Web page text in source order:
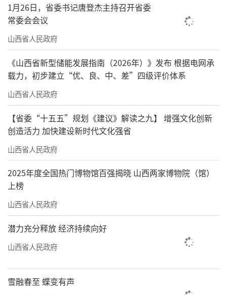
1月26日，省委书记唐登杰主持召开省委
常委会会议
山西省人民政府
《山西省新型储能发展指南（2026年）》发布 根据电网承
载力，初步建立“优、良、中、差”四级评价体系
山西省人民政府
【省委“十五五”规划《建议》解读之九】 增强文化创新
创造活力 加快建设新时代文化强省
山西省人民政府
2025年度全国热门博物馆百强揭晓 山西两家博物院（馆）
上榜
山西省人民政府
潜力充分释放 经济持续向好
山西省人民政府
雪融春至 蝶变有声